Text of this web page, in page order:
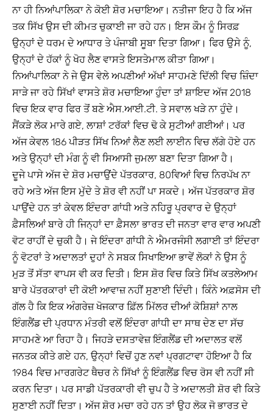
ਨਾ ਹੀ ਨਿਆਂਪਾਲਿਕਾ ਨੇ ਕੋਈ ਸ਼ੋਰ ਮਚਾਇਆ। ਨਤੀਜਾ ਇਹ ਹੈ ਕਿ ਅੱਜ
ਤਕ ਸਿੱਖ ਉਸ ਦੀ ਕੀਮਤ ਚੁਕਾਈ ਜਾ ਰਹੇ ਹਨ। ਇਸ ਕੌਮ ਨੂੰ ਸਿਰਫ਼
ਉਨ੍ਹਾਂ ਦੇ ਧਰਮ ਦੇ ਆਧਾਰ ਤੇ ਪੰਜਾਬੀ ਸੂਬਾ ਦਿਤਾ ਗਿਆ। ਫਿਰ ਉਸੇ ਨੂੰ,
ਉਨ੍ਹਾਂ ਦੇ ਹੱਕਾਂ ਨੂੰ ਖੋਹ ਲੈਣ ਵਾਸਤੇ ਇਸਤੇਮਾਲ ਕੀਤਾ ਗਿਆ।
ਨਿਆਂਪਾਲਿਕਾ ਨੇ ਜੇ ਉਸ ਵੇਲੇ ਅਪਣੀਆਂ ਅੱਖਾਂ ਸਾਹਮਣੇ ਦਿੱਲੀ ਵਿਚ ਜ਼ਿੰਦਾ
ਸਾੜੇ ਜਾ ਰਹੇ ਸਿੱਖਾਂ ਵਾਸਤੇ ਸ਼ੋਰ ਮਚਾਇਆ ਹੁੰਦਾ ਤਾਂ ਸ਼ਾਇਦ ਅੱਜ 2018
ਵਿਚ ਇਕ ਵਾਰ ਫਿਰ ਤੋਂ ਬਣੇ ਐਸ.ਆਈ.ਟੀ. ਤੇ ਸਵਾਲ ਖੜੇ ਨਾ ਹੁੰਦੇ।
ਸੈਂਕੜੇ ਲੋਕ ਮਾਰੇ ਗਏ, ਲਾਸ਼ਾਂ ਟਰੱਕਾਂ ਵਿਚ ਢੋ ਕੇ ਸੁਟੀਆਂ ਗਈਆਂ। ਪਰ
ਅੱਜ ਕੇਵਲ 186 ਪੀੜਤ ਸਿੱਖ ਨਿਆਂ ਲੈਣ ਲਈ ਲਾਈਨ ਵਿਚ ਲੱਗੇ ਹੋਏ ਹਨ
ਅਤੇ ਉਨ੍ਹਾਂ ਦੀ ਮੰਗ ਨੂੰ ਵੀ ਸਿਆਸੀ ਜੁਮਲਾ ਬਣਾ ਦਿਤਾ ਗਿਆ ਹੈ।
ਦੂਜੇ ਪਾਸੇ ਅੱਜ ਦੇ ਸ਼ੋਰ ਮਚਾਉਂਦੇ ਪੱਤਰਕਾਰ, 80ਵਿਆਂ ਵਿਚ ਨਿਰਪੱਖ ਨਾ
ਰਹੇ ਅਤੇ ਅੱਜ ਇਸ ਮੁੱਦੇ ਤੇ ਸ਼ੋਰ ਵੀ ਨਹੀਂ ਪਾ ਸਕਦੇ। ਅੱਜ ਪੱਤਰਕਾਰ ਸ਼ੋਰ
ਪਾਉਂਦੇ ਹਨ ਤਾਂ ਕੇਵਲ ਇੰਦਰਾ ਗਾਂਧੀ ਅਤੇ ਨਹਿਰੂ ਪ੍ਰਵਾਰ ਦੇ ਉਨ੍ਹਾਂ
ਫ਼ੈਸਲਿਆਂ ਬਾਰੇ ਹੀ ਜਿਨ੍ਹਾਂ ਦਾ ਫ਼ੈਸਲਾ ਭਾਰਤ ਦੀ ਜਨਤਾ ਵਾਰ ਵਾਰ ਅਪਣੀ
ਵੋਟ ਰਾਹੀਂ ਦੇ ਚੁਕੀ ਹੈ। ਜੇ ਇੰਦਰਾ ਗਾਂਧੀ ਨੇ ਐਮਰਜੰਸੀ ਲਗਾਈ ਤਾਂ ਇੰਦਰਾ
ਨੂੰ ਵੋਟਰਾਂ ਤੇ ਅਦਾਲਤਾਂ ਦੁਹਾਂ ਨੇ ਸਬਕ ਸਿਖਾਇਆ ਭਾਵੇਂ ਲੋਕਾਂ ਨੇ ਉਸ ਨੂੰ
ਮੁੜ ਤੋਂ ਸੱਤਾ ਵਾਪਸ ਵੀ ਕਰ ਦਿਤੀ। ਇਸ ਸ਼ੋਰ ਵਿਚ ਕਿਤੇ ਸਿੱਖ ਕਤਲੇਆਮ
ਬਾਰੇ ਪੱਤਰਕਾਰਾਂ ਦੀ ਕੋਈ ਆਵਾਜ਼ ਨਹੀਂ ਸੁਣਾਈ ਦਿੰਦੀ। ਕਿੰਨੇ ਅਫ਼ਸੋਸ ਦੀ
ਗੱਲ ਹੈ ਕਿ ਇਕ ਅੰਗਰੇਜ਼ ਖੋਜਕਾਰ ਫ਼ਿੱਲ ਮਿੱਲਰ ਦੀਆਂ ਕੋਸ਼ਿਸ਼ਾਂ ਨਾਲ
ਇੰਗਲੈਂਡ ਦੀ ਪ੍ਰਧਾਨ ਮੰਤਰੀ ਵਲੋਂ ਇੰਦਰਾ ਗਾਂਧੀ ਦਾ ਸਾਥ ਦੇਣ ਦਾ ਸੱਚ
ਸਾਹਮਣੇ ਆ ਰਿਹਾ ਹੈ। ਜਿਹੜੇ ਦਸਤਾਵੇਜ਼ ਇੰਗਲੈਂਡ ਦੀ ਅਦਾਲਤ ਵਲੋਂ
ਜਨਤਕ ਕੀਤੇ ਗਏ ਹਨ, ਉਨ੍ਹਾਂ ਵਿਚੋਂ ਹੁਣ ਨਵਾਂ ਪ੍ਰਗਟਾਵਾ ਹੋਇਆ ਹੈ ਕਿ
1984 ਵਿਚ ਮਾਰਗਰੇਟ ਥੈਚਰ ਨੇ ਸਿੱਖਾਂ ਨੂੰ ਇੰਗਲੈਂਡ ਵਿਚ ਰੋਸ ਵੀ ਨਹੀਂ ਸੀ
ਕਰਨ ਦਿਤਾ। ਪਰ ਸਾਡੀ ਪੱਤਰਕਾਰੀ ਵੀ ਚੁਪ ਹੈ ਤੇ ਅਦਾਲਤੀ ਸ਼ੋਰ ਵੀ ਕਿਤੇ
ਸੁਣਾਈ ਨਹੀਂ ਦਿਤਾ। ਅੱਜ ਸ਼ੋਰ ਮਚਾ ਰਹੇ ਹਨ ਤਾਂ ਉਹ ਲੋਕ ਜੋ ਭਾਰਤ ਦੇ